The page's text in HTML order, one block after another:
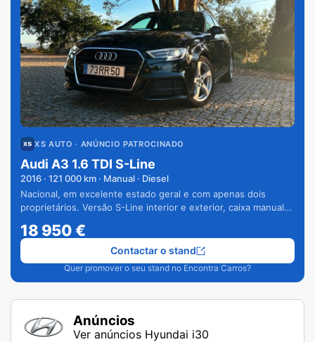
XS AUTO · ANÚNCIO PATROCINADO
Audi A3 1.6 TDI S-Line
2016 · 121 000 km · Manual · Diesel
Nacional, em excelente estado geral e com apenas dois
proprietários. Versão S-Line interior e exterior, caixa manual
18 950€
Quer promover o seu stand no Encontra Carros?
Contactar o stand
Anúncios
Ver anúncios Hyundai i30